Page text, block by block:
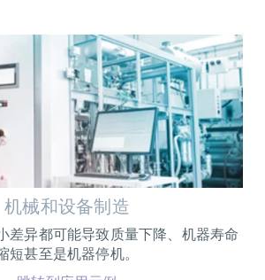
机械和设备制造
差异都可能导致质量下降、机器寿命
短甚至是机器停机。